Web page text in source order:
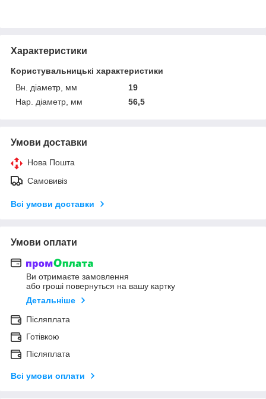
Характеристики
Користувальницькі характеристики
Вн. діаметр, мм
19
Нар. діаметр, мм
56,5
Умови доставки
Нова Пошта
Самовивіз
Всі умови доставки
Умови оплати
Ви отримаєте замовлення
або гроші повернуться на вашу картку
Детальніше
Післяплата
Готівкою
Післяплата
Всі умови оплати